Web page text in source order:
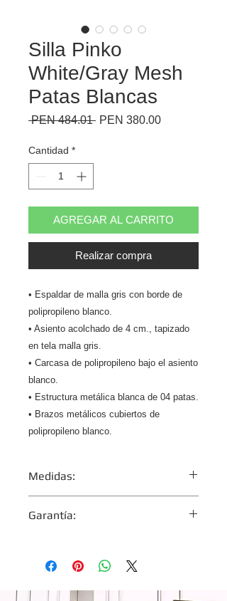
Silla Pinko
White/Gray Mesh
Patas Blancas
PEN 484.01 Precio
PEN 380.00Precio
Cantidad *
AGREGAR AL CARRITO
Realizar compra
• Espaldar de malla gris con borde de
polipropileno blanco.
• Asiento acolchado de 4 cm., tapizado
en tela malla gris.
• Carcasa de polipropileno bajo el asiento
blanco.
• Estructura metálica blanca de 04 patas.
• Brazos metálicos cubiertos de
polipropileno blanco.
Medidas:
Profundidad Total: 54.5 cm.
Profundidad del asiento: 43 cm.
Garantía: